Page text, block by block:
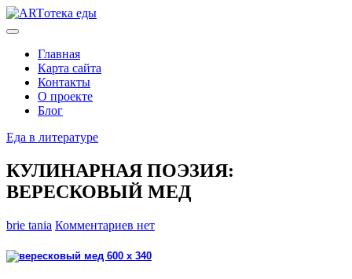
Главная
Карта сайта
Контакты
О проекте
Блог
Еда в литературе
КУЛИНАРНАЯ ПОЭЗИЯ:
ВЕРЕСКОВЫЙ МЕД
brie tania Комментариев нет